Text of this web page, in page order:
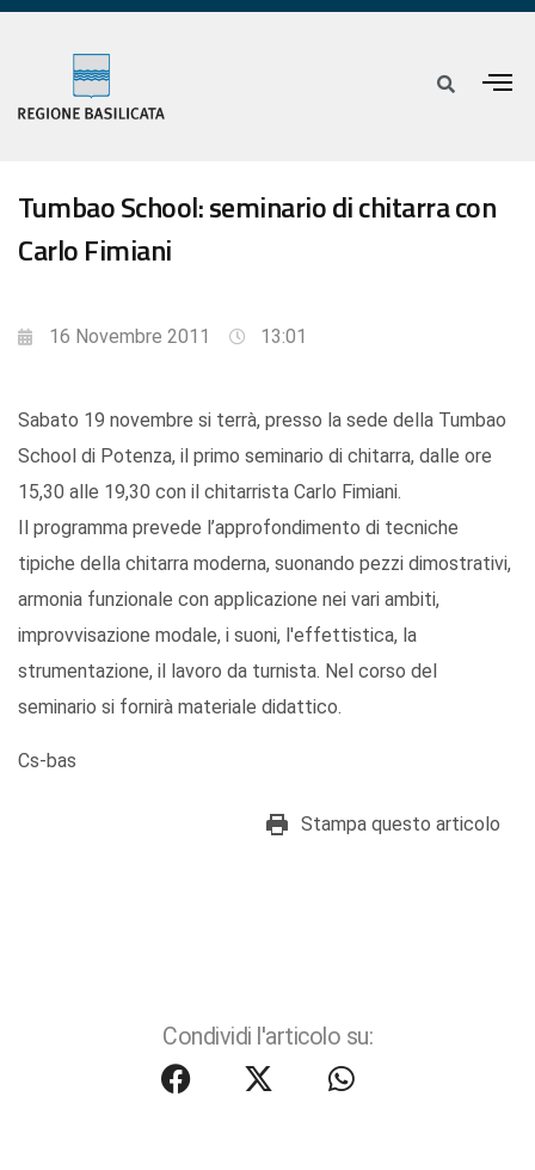
Tumbao School: seminario di chitarra con
Carlo Fimiani
16 Novembre 2011 13:01
Sabato 19 novembre si terrà, presso la sede della Tumbao
School di Potenza, il primo seminario di chitarra, dalle ore
15,30 alle 19,30 con il chitarrista Carlo Fimiani.
Il programma prevede l’approfondimento di tecniche
tipiche della chitarra moderna, suonando pezzi dimostrativi,
armonia funzionale con applicazione nei vari ambiti,
improvvisazione modale, i suoni, l'effettistica, la
strumentazione, il lavoro da turnista. Nel corso del
seminario si fornirà materiale didattico.
Cs-bas
Stampa questo articolo
Condividi l'articolo su: